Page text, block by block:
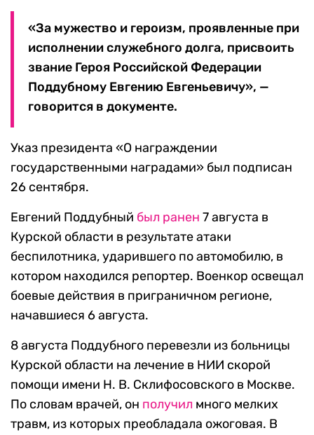
«За мужество и героизм, проявленные при
исполнении служебного долга, присвоить
звание Героя Российской Федерации
Поддубному Евгению Евгеньевичу», —
говорится в документе.
Указ президента «О награждении
государственными наградами» был подписан
26 сентября.
Евгений Поддубный был ранен 7 августа в
Курской области в результате атаки
беспилотника, ударившего по автомобилю, в
котором находился репортер. Военкор освещал
боевые действия в приграничном регионе,
начавшиеся 6 августа.
8 августа Поддубного перевезли из больницы
Курской области на лечение в НИИ скорой
помощи имени Н. В. Склифосовского в Москве.
По словам врачей, он получил много мелких
травм, из которых преобладала ожоговая. В